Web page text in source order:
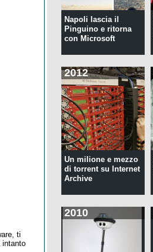
ti
intanto
Napoli lascia il
Pinguino e ritorna
con Microsoft
2012
Un milione e mezzo
di torrent su Internet
Archive
2010